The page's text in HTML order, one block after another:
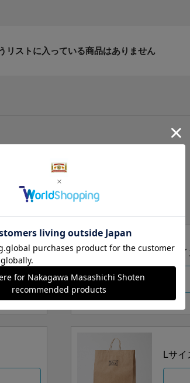
リストに入っている商品はありません
げ袋（有料）はこちら
Sサイ
Lサイ